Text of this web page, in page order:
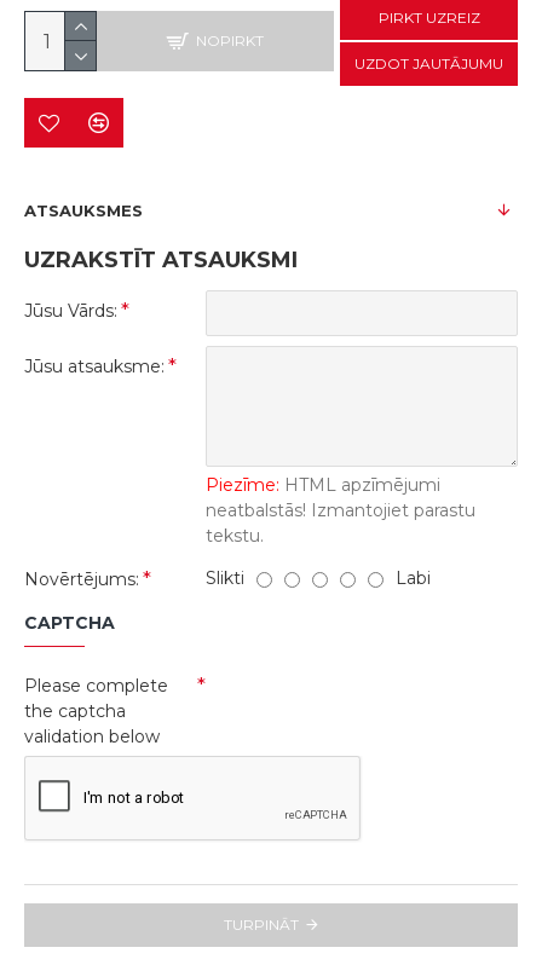
NOPIRKT
PIRKT UZREIZ
UZDOT JAUTĀJUMU
ATSAUKSMES
UZRAKSTĪT ATSAUKSMI
Jūsu Vārds:
Jūsu atsauksme:
Piezīme: HTML apzīmējumi
neatbalstās! Izmantojiet parastu
tekstu.
Novērtējums:
Slikti Labi
CAPTCHA
Please complete
the captcha
validation below
TURPINĀT